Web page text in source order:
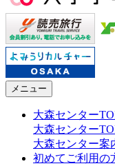
メニュー
大森センター
大森センター
大森センター案
初めてご利用の